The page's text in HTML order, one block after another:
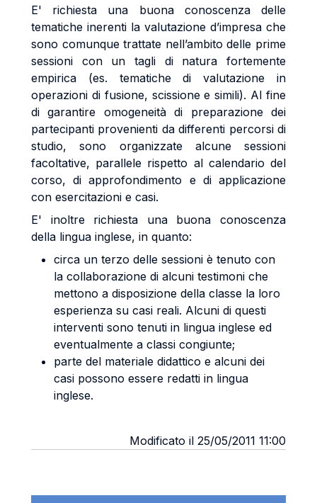
E' richiesta una buona conoscenza delle
tematiche inerenti la valutazione d’impresa che
sono comunque trattate nell’ambito delle prime
sessioni con un tagli di natura fortemente
empirica (es. tematiche di valutazione in
operazioni di fusione, scissione e simili). Al fine
di garantire omogeneità di preparazione dei
partecipanti provenienti da differenti percorsi di
studio, sono organizzate alcune sessioni
facoltative, parallele rispetto al calendario del
corso, di approfondimento e di applicazione
con esercitazioni e casi.
E' inoltre richiesta una buona conoscenza
della lingua inglese, in quanto:
circa un terzo delle sessioni è tenuto con
la collaborazione di alcuni testimoni che
mettono a disposizione della classe la loro
esperienza su casi reali. Alcuni di questi
interventi sono tenuti in lingua inglese ed
eventualmente a classi congiunte;
parte del materiale didattico e alcuni dei
casi possono essere redatti in lingua
inglese.
Modificato il 25/05/2011 11:00